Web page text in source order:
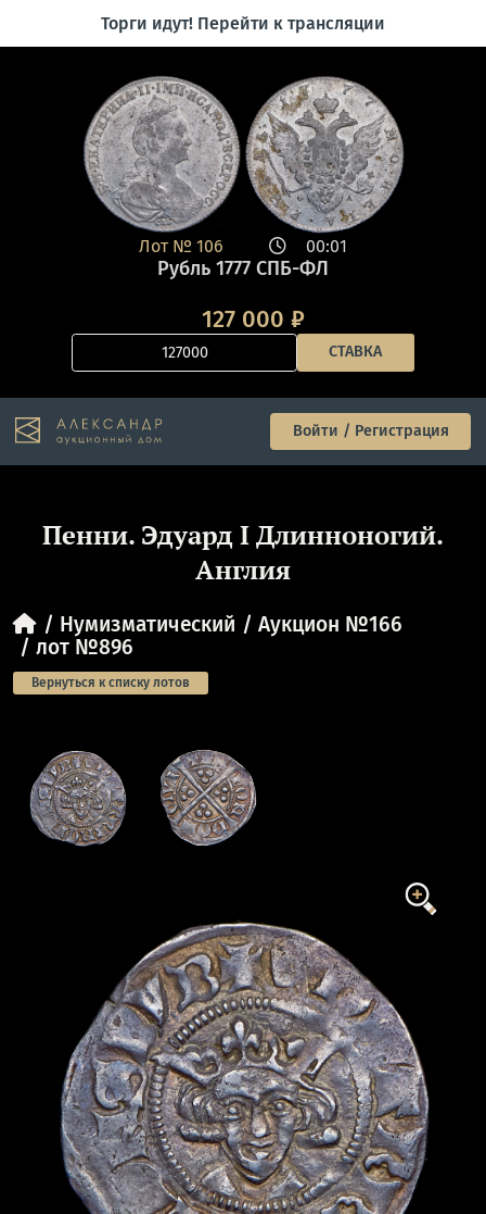
Торги идут! Перейти к трансляции
Лот №106 00:01
Рубль 1777 СПБ-ФЛ
СТАВКА
127 000 ₽
Войти / Регистрация
Пенни. Эдуард I Длинноногий.
Англия
Нумизматический
Аукцион №166
лот №896
Вернуться к списку лотов